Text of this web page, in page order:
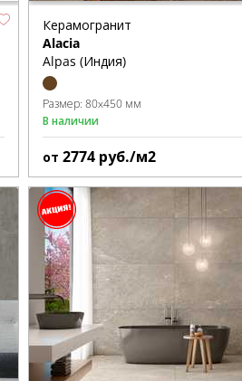
Керамогранит
Alacia
Alpas (Индия)
Размер: 80x450 мм
В наличии
от 2774 руб./м2